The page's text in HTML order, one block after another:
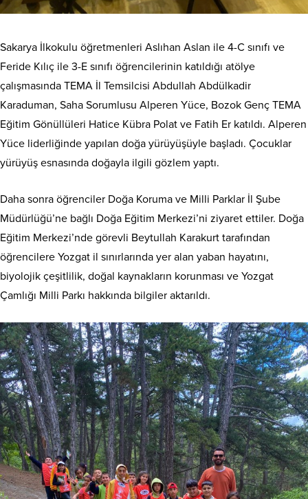
Sakarya İlkokulu öğretmenleri Aslıhan Aslan ile 4-C sınıfı ve
Feride Kılıç ile 3-E sınıfı öğrencilerinin katıldığı atölye
çalışmasında TEMA İl Temsilcisi Abdullah Abdülkadir
Karaduman, Saha Sorumlusu Alperen Yüce, Bozok Genç TEMA
Eğitim Gönüllüleri Hatice Kübra Polat ve Fatih Er katıldı. Alperen
Yüce liderliğinde yapılan doğa yürüyüşüyle başladı. Çocuklar
yürüyüş esnasında doğayla ilgili gözlem yaptı.
Daha sonra öğrenciler Doğa Koruma ve Milli Parklar İl Şube
Müdürlüğü’ne bağlı Doğa Eğitim Merkezi’ni ziyaret ettiler. Doğa
Eğitim Merkezi’nde görevli Beytullah Karakurt tarafından
öğrencilere Yozgat il sınırlarında yer alan yaban hayatını,
biyolojik çeşitlilik, doğal kaynakların korunması ve Yozgat
Çamlığı Milli Parkı hakkında bilgiler aktarıldı.